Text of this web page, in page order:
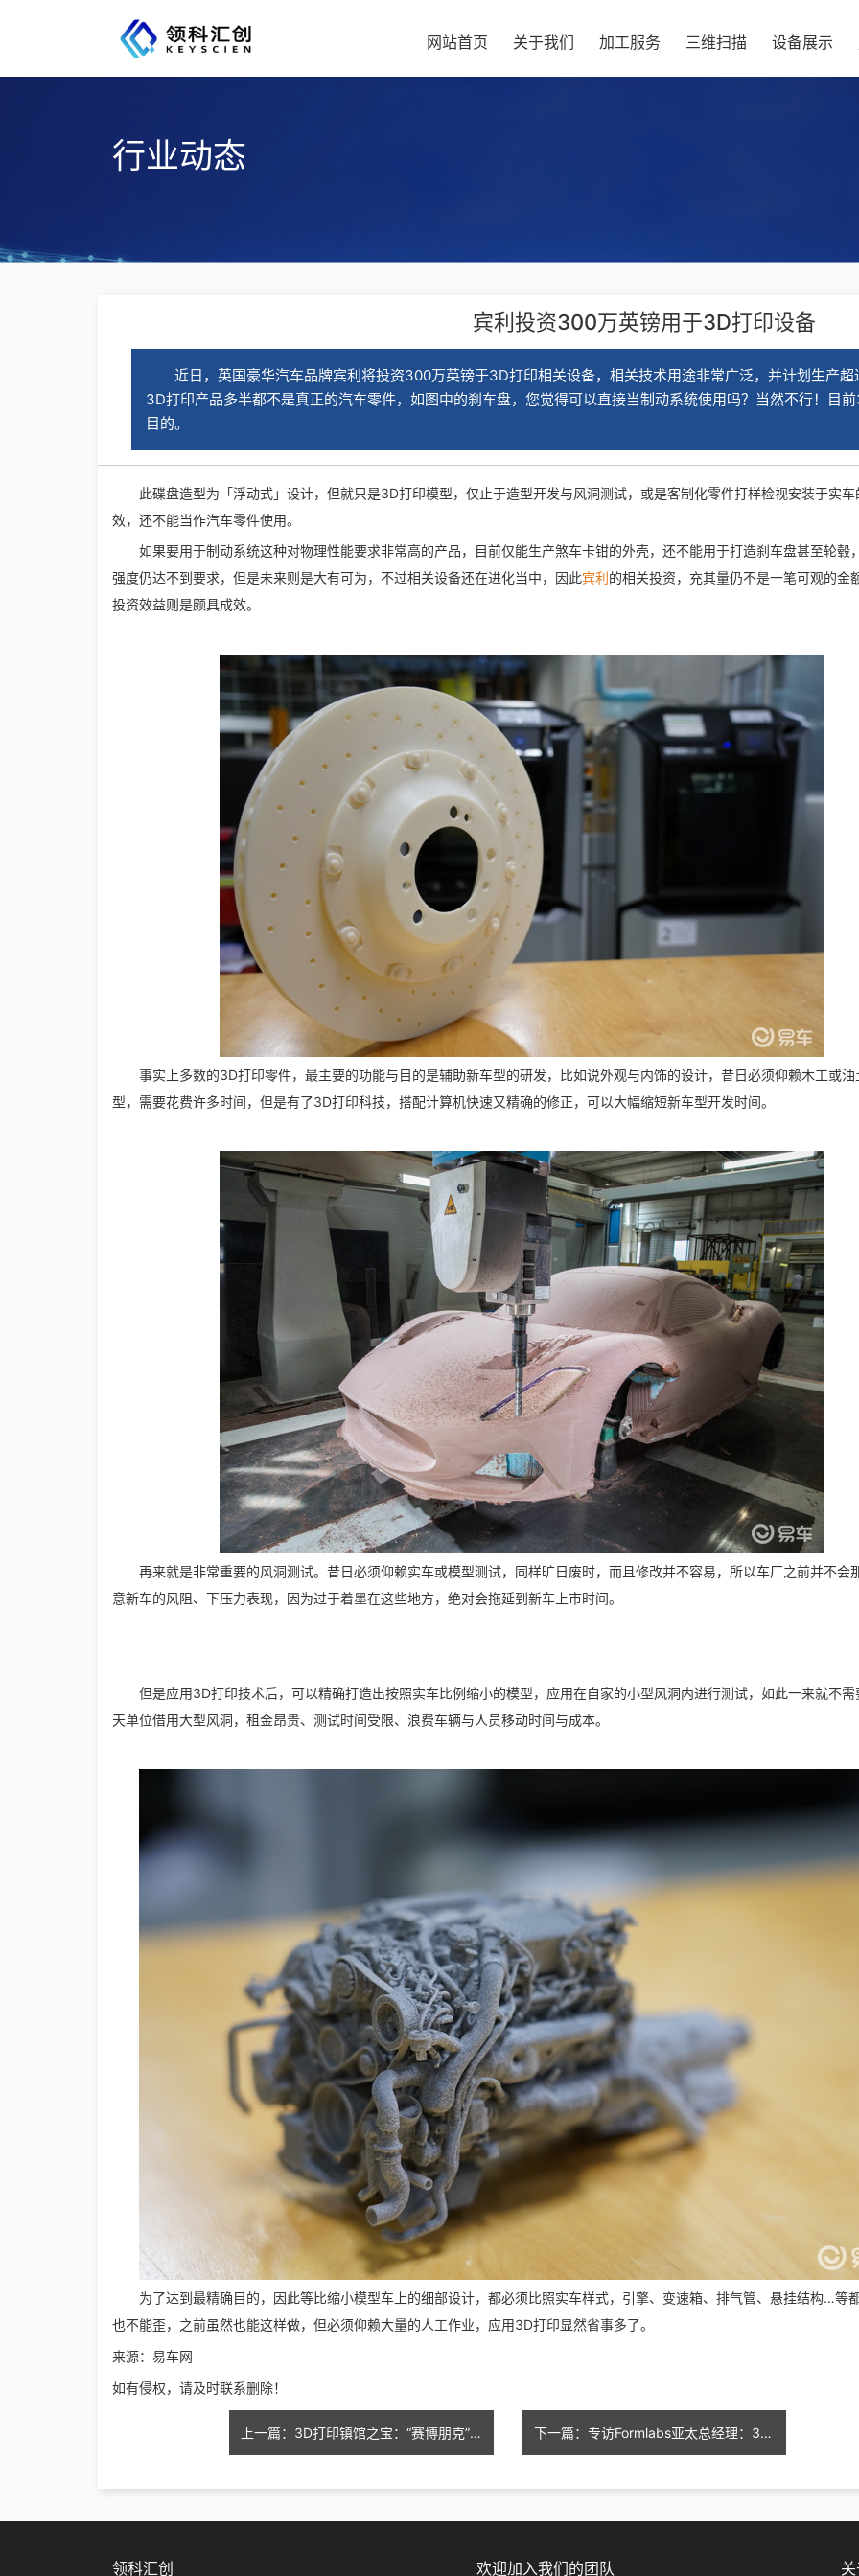
网站首页 关于我们 加工服务 三维扫描 设备展示
行业动态
宾利投资300万英镑用于3D打印设备
近日，英国豪华汽车品牌宾利将投资300万英镑于3D打印相关设备，相关技术用途非常广泛，并计划生产
3D打印产品多半都不是真正的汽车零件，如图中的刹车盘，您觉得可以直接当制动系统使用吗？当然不行！目
目的。
此碟盘造型为「浮动式」设计，但就只是3D打印模型，仅止于造型开发与风洞测试，或是客制化零件打样检视安装于实车
效，还不能当作汽车零件使用。
如果要用于制动系统这种对物理性能要求非常高的产品，目前仅能生产煞车卡钳的外壳，还不能用于打造刹车盘甚至轮毂
强度仍达不到要求，但是未来则是大有可为，不过相关设备还在进化当中，因此宾利的相关投资，充其量仍不是一笔可观的金
投资效益则是颇具成效。
事实上多数的3D打印零件，最主要的功能与目的是辅助新车型的研发，比如说外观与内饰的设计，昔日必须仰赖木工或油
型，需要花费许多时间，但是有了3D打印科技，搭配计算机快速又精确的修正，可以大幅缩短新车型开发时间。
再来就是非常重要的风洞测试。昔日必须仰赖实车或模型测试，同样旷日废时，而且修改并不容易，所以车厂之前并不会
意新车的风阻、下压力表现，因为过于着墨在这些地方，绝对会拖延到新车上市时间。
但是应用3D打印技术后，可以精确打造出按照实车比例缩小的模型，应用在自家的小型风洞内进行测试，如此一来就不需
天单位借用大型风洞，租金昂贵、测试时间受限、浪费车辆与人员移动时间与成本。
为了达到最精确目的，因此等比缩小模型车上的细部设计，都必须比照实车样式，引擎、变速箱、排气管、悬挂结构…等
也不能歪，之前虽然也能这样做，但必须仰赖大量的人工作业，应用3D打印显然省事多了。
来源：易车网
如有侵权，请及时联系删除！
上一篇：3D打印镇馆之宝：“赛博朋克”版唐三彩亮相 下一篇：专访Formlabs亚太总经理：3D打印正用于中、小批量零件生产
领科汇创 欢迎加入我们的团队